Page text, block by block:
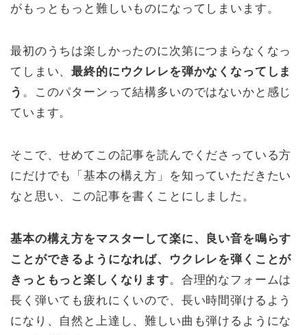
がもっともっと難しいものになってしまいます。
最初のうちは楽しかったのに次第につまらなくなっ
てしまい、最終的にウクレレを弾かなくなってしま
う 。このパターンって結構多いのではないかと感じ
ています。
そこで、せめてこの記事を読んでくださっている方
にだけでも「基本の構え方」を知っていただきたい
なと思い、この記事を書くことにしました。
基本の構え方をマスターして楽に、良い音を鳴らす
ことができるようになれば、ウクレレを弾くことが
きっともっと楽しくなります。合理的なフォームは
長く弾いても疲れにくいので、長い時間弾けるよう
になり、自然と上達し、難しい曲も弾けるようにな